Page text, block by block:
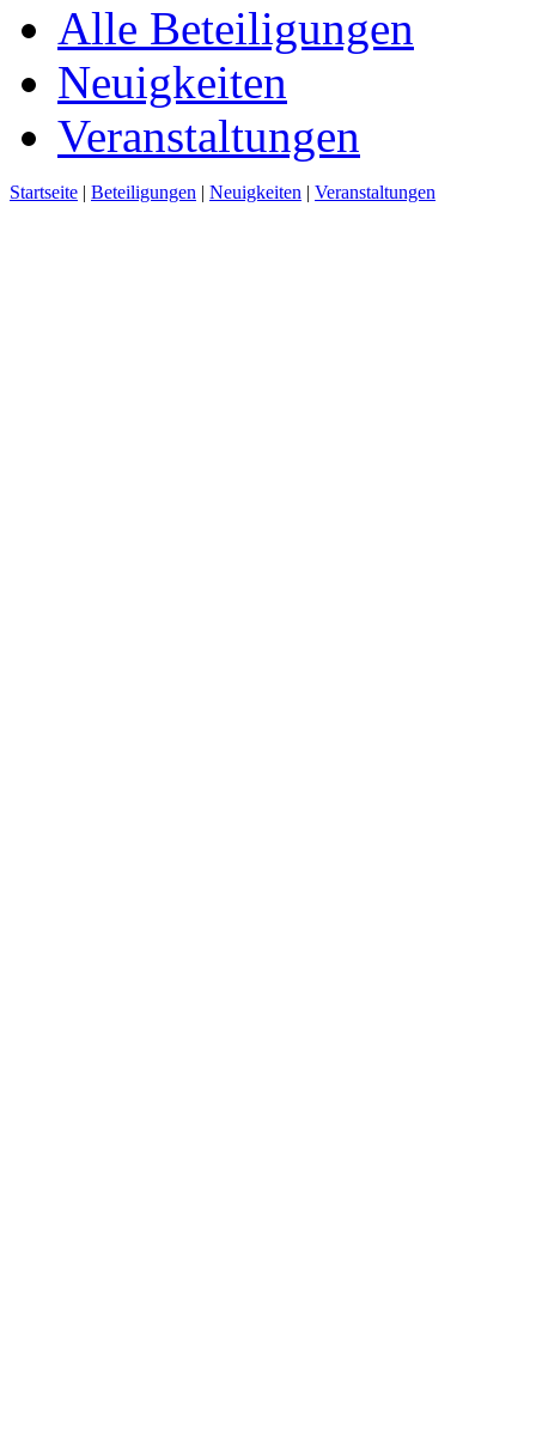
Alle Beteiligungen
Neuigkeiten
Veranstaltungen
Startseite | Beteiligungen | Neuigkeiten | Veranstaltungen